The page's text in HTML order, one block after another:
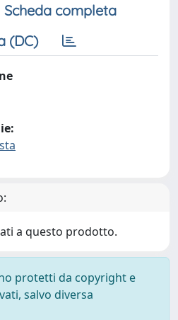
Scheda completa
(DC)
a questo prodotto.
protetti da copyright e
salvo diversa